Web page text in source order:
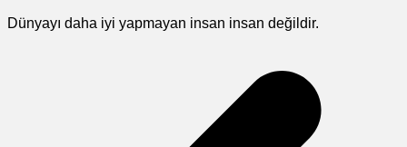
Dünyayı daha iyi yapmayan insan insan değildir.